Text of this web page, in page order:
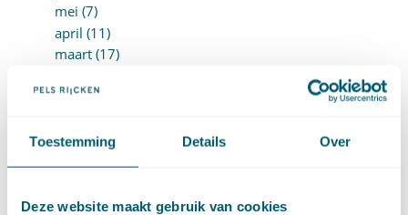
Toestemming Details Over
Deze website maakt gebruik van cookies
mei (7)
april (11)
maart (17)
januari (14)
december (15)
november (15)
september (8)